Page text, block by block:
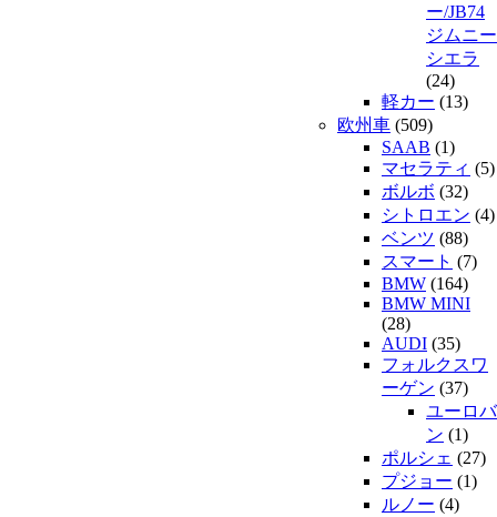
ー/JB74
ジムニー
シエラ
(24)
軽カー (13)
欧州車 (509)
SAAB (1)
マセラティ (5)
ボルボ (32)
シトロエン (4)
ベンツ (88)
スマート (7)
BMW (164)
BMW MINI
(28)
AUDI (35)
フォルクスワ
ーゲン (37)
ユーロバ
ン (1)
ポルシェ (27)
プジョー (1)
ルノー (4)